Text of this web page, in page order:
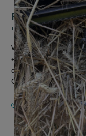
Pikdorser
"Dit had ook
Wat een mooie
een kapotte
druggebruik. Een
Oost-Vlaamse Heurne,
9 JULI 2026